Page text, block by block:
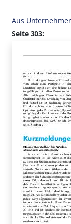
Aus
Seite 303: